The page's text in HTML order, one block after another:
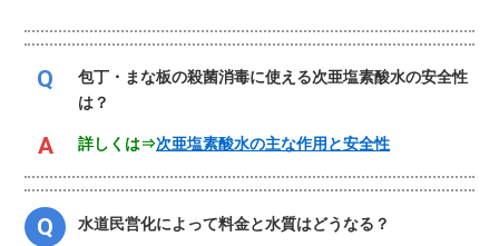
包丁・まな板の殺菌消毒に使える次亜塩素酸水の安全性
は？
詳しくは⇒次亜塩素酸水の主な作用と安全性
水道民営化によって料金と水質はどうなる？